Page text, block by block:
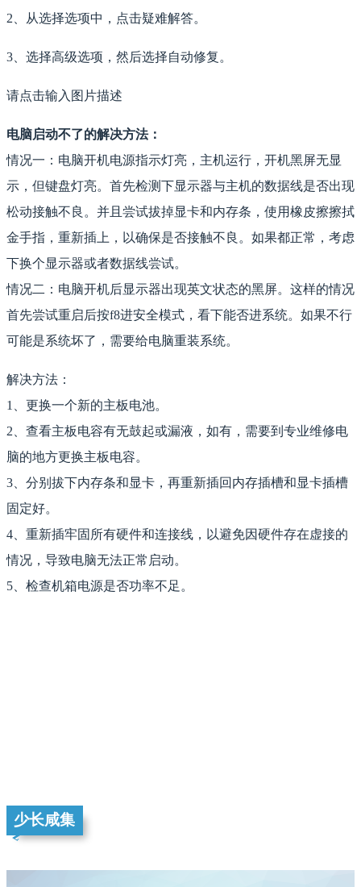
2、从选择选项中，点击疑难解答。
3、选择高级选项，然后选择自动修复。
请点击输入图片描述
电脑启动不了的解决方法：
情况一：电脑开机电源指示灯亮，主机运行，开机黑屏无显
示，但键盘灯亮。首先检测下显示器与主机的数据线是否出现
松动接触不良。并且尝试拔掉显卡和内存条，使用橡皮擦擦拭
金手指，重新插上，以确保是否接触不良。如果都正常，考虑
下换个显示器或者数据线尝试。
情况二：电脑开机后显示器出现英文状态的黑屏。这样的情况
首先尝试重启后按f8进安全模式，看下能否进系统。如果不行
可能是系统坏了，需要给电脑重装系统。
解决方法：
1、更换一个新的主板电池。
2、查看主板电容有无鼓起或漏液，如有，需要到专业维修电
脑的地方更换主板电容。
3、分别拔下内存条和显卡，再重新插回内存插槽和显卡插槽
固定好。
4、重新插牢固所有硬件和连接线，以避免因硬件存在虚接的
情况，导致电脑无法正常启动。
5、检查机箱电源是否功率不足。
少长咸集